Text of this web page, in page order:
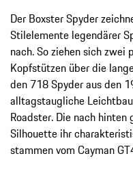
Der Boxster Spyder
Stilelemente legendärer
nach. So ziehen sich
Kopfstützen über die
den 718 Spyder aus den
alltagstaugliche
Roadster. Die nach
Silhouette ihr
stammen vom Cayman